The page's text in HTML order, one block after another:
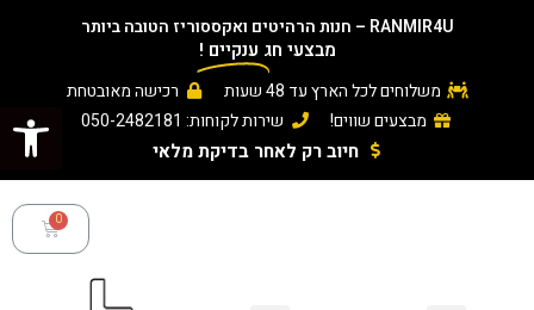
פתח סרגל נגישות
RANMIR4U – חנות הרהיטים ואקססוריז הטובה ביותר
מבצעי חג ענקיים !
משלוחים לכל הארץ עד 48 שעות
רכישה מאובטחת
מבצעים שווים!
שירות לקוחות: 050-2482181
חיוב רק לאחר בדיקת מלאי ​